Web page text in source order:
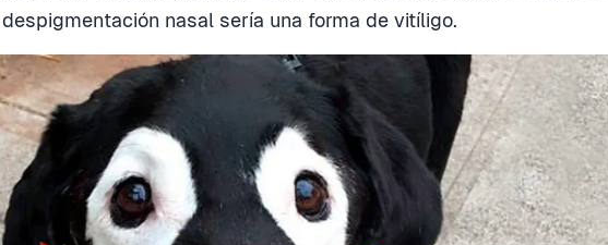
nasal sería una forma de vitíligo.